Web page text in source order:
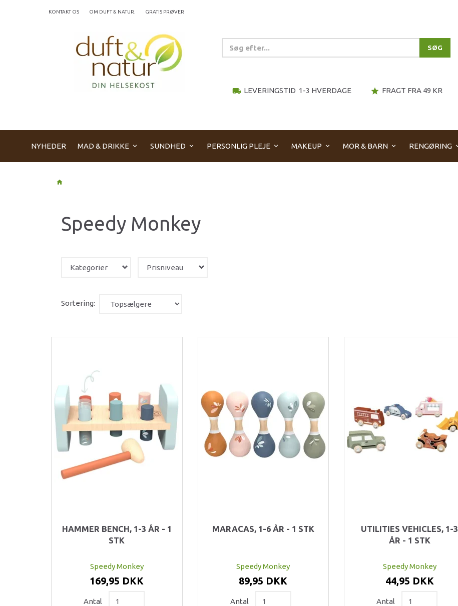
KONTAKT OS OM DUFT & NATUR. GRATIS PRØVER
SØG
local_shipping LEVERINGSTID 1-3 HVERDAGE star FRAGT FRA 49 KR
NYHEDER MAD & DRIKKE SUNDHED PERSONLIG PLEJE MAKEUP MOR & BARN RENGØRING
Speedy Monkey
Kategorier Prisniveau
Sortering:
HAMMER BENCH, 1-3 ÅR - 1
STK
Speedy Monkey
169,95 DKK
Antal
MARACAS, 1-6 ÅR - 1 STK
Speedy Monkey
89,95 DKK
Antal
UTILITIES VEHICLES, 1-3
ÅR - 1 STK
Speedy Monkey
44,95 DKK
Antal